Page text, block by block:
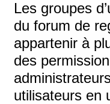
Les groupes
du forum de
appartenir à
des
utilisateurs en